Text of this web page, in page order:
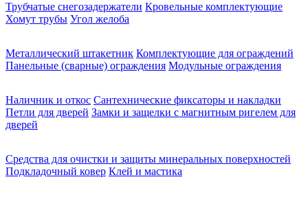
Трубчатые снегозадержатели Кровельные комплектующие
Хомут трубы Угол желоба
Металлический штакетник Комплектующие для ограждений
Панельные (сварные) ограждения Модульные ограждения
Наличник и откос Сантехнические фиксаторы и накладки
Петли для дверей Замки и защелки с магнитным ригелем для
дверей
Средства для очистки и защиты минеральных поверхностей
Подкладочный ковер Клей и мастика